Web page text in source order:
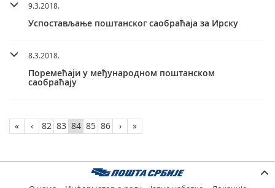
9.3.2018.
Успостављање поштанског саобраћаја за Ирску
8.3.2018.
Поремећаји у међународном поштанском
саобраћају
« ‹ 82 83 84 85 86 › »